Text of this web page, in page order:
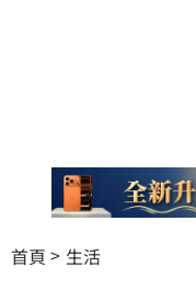
首頁 生活